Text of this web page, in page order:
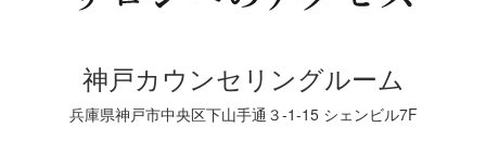
神戸カウンセリングルーム
兵庫県神戸市中央区下山手通３-1-15 シェンビル7F